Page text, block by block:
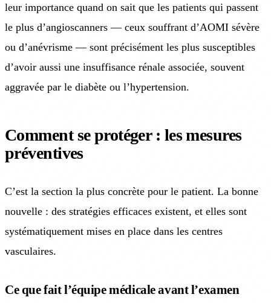
leur importance quand on sait que les patients qui passent
le plus d’angioscanners — ceux souffrant d’AOMI sévère
ou d’anévrisme — sont précisément les plus susceptibles
d’avoir aussi une insuffisance rénale associée, souvent
aggravée par le diabète ou l’hypertension.
Comment se protéger : les mesures
préventives
C’est la section la plus concrète pour le patient. La bonne
nouvelle : des stratégies efficaces existent, et elles sont
systématiquement mises en place dans les centres
vasculaires.
Ce que fait l’équipe médicale avant l’examen